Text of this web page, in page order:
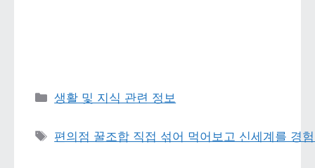
카테고리
생활 및 지식 관련 정보
태그
편의점 꿀조합 직접 섞어 먹어보고 신세계를 경